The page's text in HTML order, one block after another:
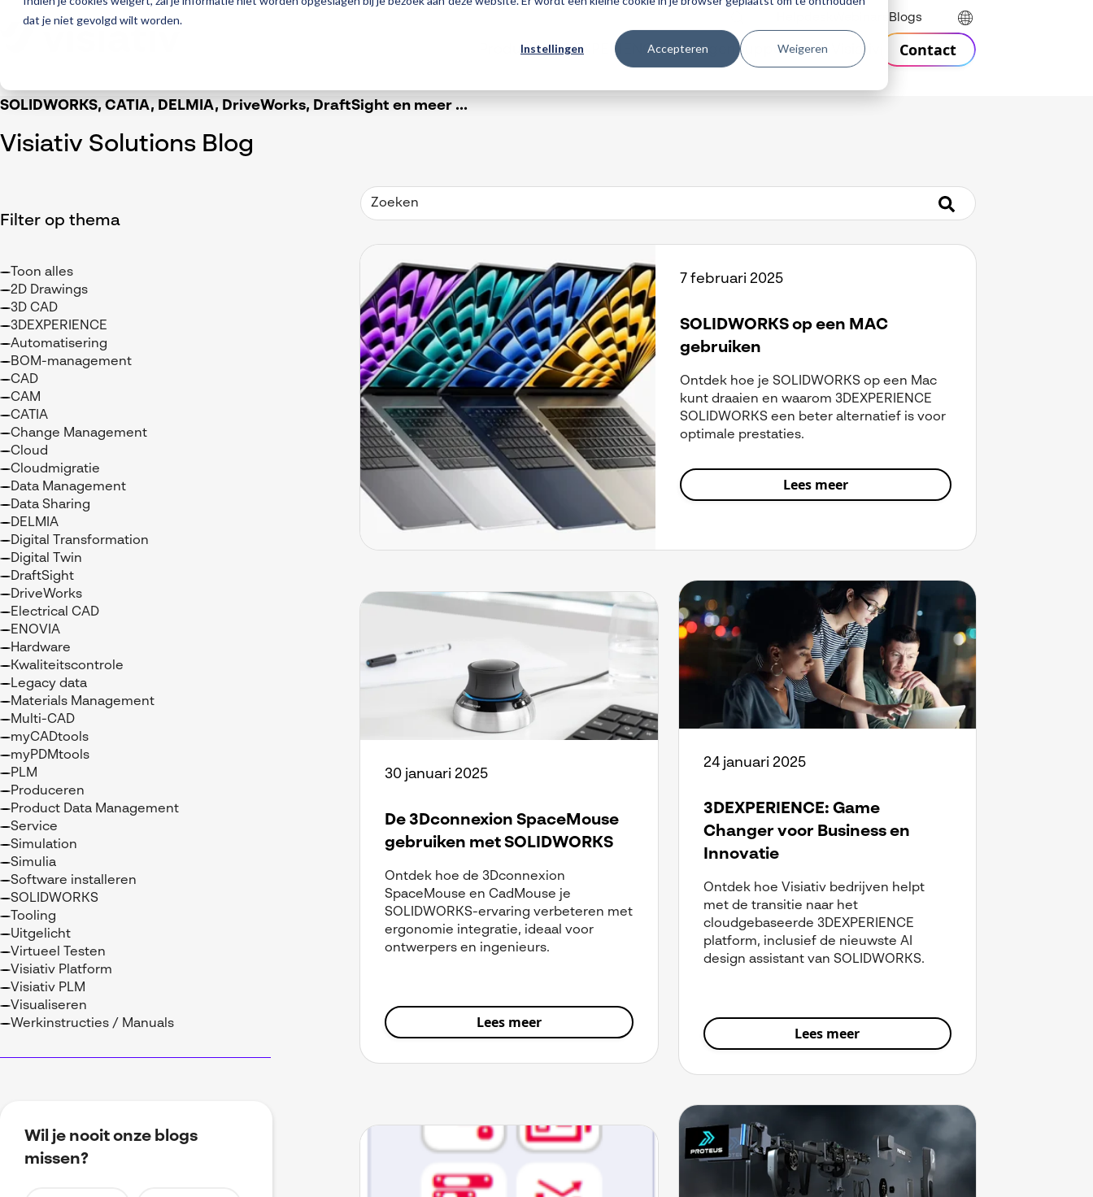
dat je niet gevolgd wilt worden.
Instellingen Accepteren Weigeren
Blogs
Producten3DEXPERIENCETrainingen SupportOver Visiativ Contact
SOLIDWORKS, CATIA, DELMIA, DriveWorks, DraftSight en meer ...
Visiativ Solutions Blog
Filter op thema
Toon alles
2D Drawings
3D CAD
3DEXPERIENCE
Automatisering
BOM-management
CAD
CAM
CATIA
Change Management
Cloud
Cloudmigratie
Data Management
Data Sharing
DELMIA
Digital Transformation
Digital Twin
DraftSight
DriveWorks
Electrical CAD
ENOVIA
Hardware
Kwaliteitscontrole
Legacy data
Materials Management
Multi-CAD
myCADtools
myPDMtools
PLM
Produceren
Product Data Management
Service
Simulation
Simulia
Software installeren
SOLIDWORKS
Tooling
Uitgelicht
Virtueel Testen
Visiativ Platform
Visiativ PLM
Visualiseren
Werkinstructies / Manuals
Wil je nooit onze blogs
missen?
7 februari 2025
SOLIDWORKS op een MAC
gebruiken
Ontdek hoe je SOLIDWORKS op een Mac
kunt draaien en waarom 3DEXPERIENCE
SOLIDWORKS een beter alternatief is voor
optimale prestaties.
Lees meer
30 januari 2025
De 3Dconnexion SpaceMouse
gebruiken met SOLIDWORKS
Ontdek hoe de 3Dconnexion
SpaceMouse en CadMouse je
SOLIDWORKS-ervaring verbeteren met
ergonomie integratie, ideaal voor
ontwerpers en ingenieurs.
Lees meer
24 januari 2025
3DEXPERIENCE: Game
Changer voor Business en
Innovatie
Ontdek hoe Visiativ bedrijven helpt
met de transitie naar het
cloudgebaseerde 3DEXPERIENCE
platform, inclusief de nieuwste AI
design assistant van SOLIDWORKS.
Lees meer